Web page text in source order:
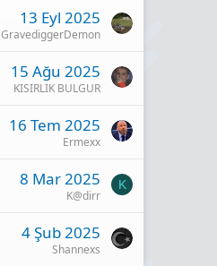
13 Eyl 2025
GravediggerDemon
15 Ağu 2025
KISIRLIK BULGUR
16 Tem 2025
Ermexx
8 Mar 2025
K@dirr
K
4 Şub 2025
Shannexs